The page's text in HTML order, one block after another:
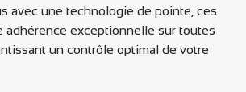
avec une technologie de pointe, ces
adhérence exceptionnelle sur toutes
un contrôle optimal de votre